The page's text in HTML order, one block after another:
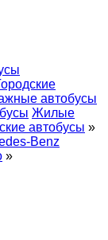
автобусы
Жилые
автобусы »
Benz
»